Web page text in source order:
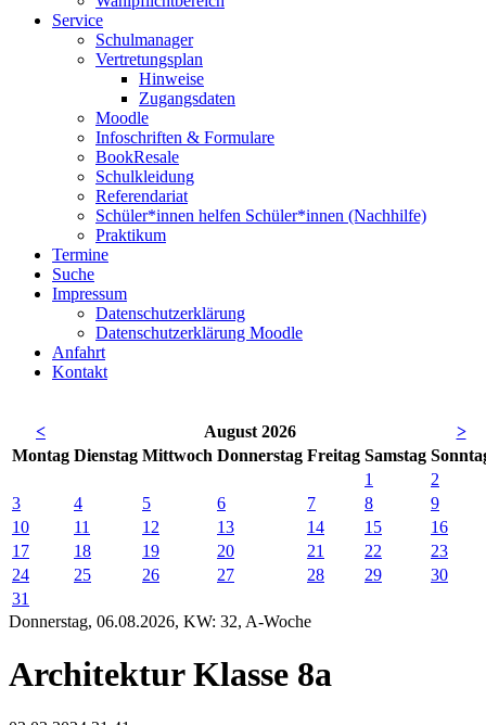
Service
Schulmanager
Vertretungsplan
Hinweise
Zugangsdaten
Moodle
Infoschriften & Formulare
BookResale
Schulkleidung
Referendariat
Schüler*innen helfen Schüler*innen (Nachhilfe)
Praktikum
Termine
Suche
Impressum
Datenschutzerklärung
Datenschutzerklärung Moodle
Anfahrt
Kontakt
< August 2026
>
Montag Dienstag Mittwoch Donnerstag Freitag Samstag So
1
2
3
4 5 6 7 8
9
10
11 12 13 14 15
16
17
18 19 20 21 22
23
24
25 26 27 28 29
30
31
Donnerstag, 06.08.2026, KW: 32, A-Woche
Architektur Klasse 8a